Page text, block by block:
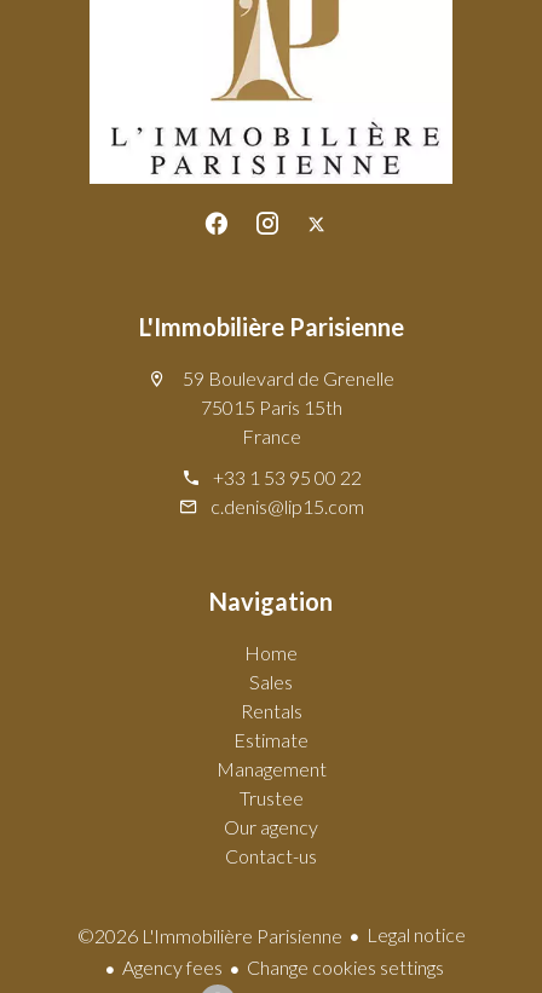
L'Immobilière Parisienne
59 Boulevard de Grenelle
75015 Paris 15th
France
+33 1 53 95 00 22
c.denis@lip15.com
Navigation
Home
Sales
Rentals
Estimate
Management
Trustee
Our agency
Contact-us
©2026 L'Immobilière Parisienne
Legal notice
Agency fees
Change cookies settings